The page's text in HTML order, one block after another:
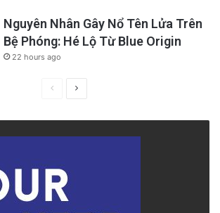
Nguyên Nhân Gây Nổ Tên Lửa Trên
Bệ Phóng: Hé Lộ Từ Blue Origin
22 hours ago
PreviousNext